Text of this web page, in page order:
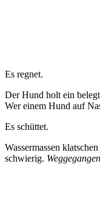
Es regnet.
Der Hund holt ein
Wer einem Hund auf
Es schüttet.
Wassermassen
schwierig.